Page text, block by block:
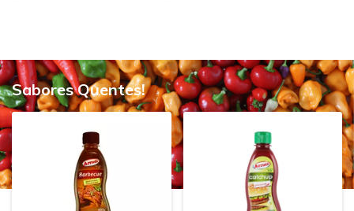
Sabores Quentes!